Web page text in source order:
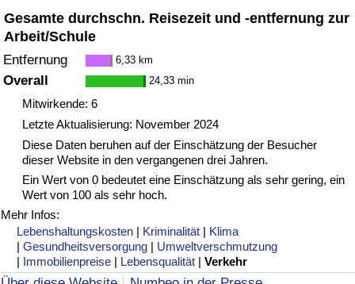
Gesamte durchschn. Reisezeit und -entfernung zur
Arbeit/Schule
Entfernung 6,33 km
Overall 24,33 min
Mitwirkende: 6
Letzte Aktualisierung: November 2024
Diese Daten beruhen auf der Einschätzung der Besucher
dieser Website in den vergangenen drei Jahren.
Ein Wert von 0 bedeutet eine Einschätzung als sehr gering, ein
Wert von 100 als sehr hoch.
Mehr Infos:
Lebenshaltungskosten | Kriminalität | Klima
|Gesundheitsversorgung | Umweltverschmutzung
| Immobilienpreise | Lebensqualität |Verkehr
Verkehrs-Index nach Land